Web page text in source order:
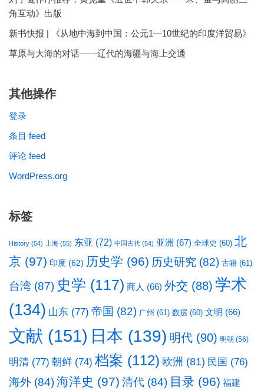
角互动》出版
新书快报 | 《从地中海到中国：公元1—10世纪的印度洋贸易》
草原与大海的对话——辽代的海疆与海上交通
其他操作
登录
条目 feed
评论 feed
WordPress.org
标签
History (54) 上海 (55) 东亚 (72) 中国古代 (54) 亚洲 (67) 全球史 (60) 北
京 (97) 印度 (62) 历史学 (96) 历史研究 (82) 古籍 (61)
台湾 (87) 史学 (117) 商人 (66) 外交 (88) 学术
(134) 山东 (77) 帝国 (82) 广州 (61) 数据 (60) 文明 (66)
文献 (151) 日本 (139) 明代 (90) 明朝 (56)
明清 (77) 朝鲜 (74) 档案 (112) 欧洲 (81) 民国 (76)
海外 (84)海洋史 (97) 清代 (84) 目录 (96) 福建